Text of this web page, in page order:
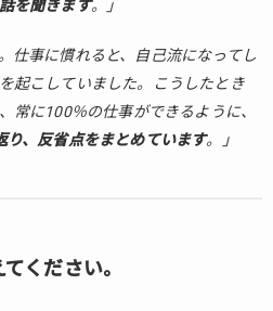
を聞きます。」
仕事に慣れると、自己流になってし
起こしていました。こうしたとき
常に100％の仕事ができるように、
り、反省点をまとめています。」
ください。